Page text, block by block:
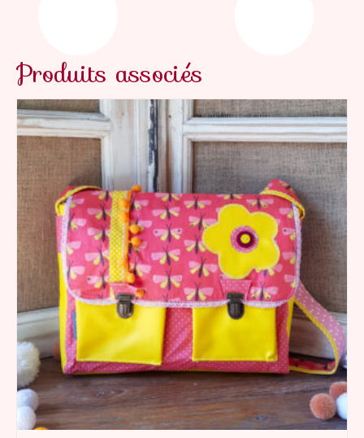
Produits associés